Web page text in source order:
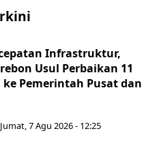
Infrastruktur,
Usul Perbaikan 11
ke Pemerintah Pusat dan
Jumat, 7 Agu 2026 - 12:25